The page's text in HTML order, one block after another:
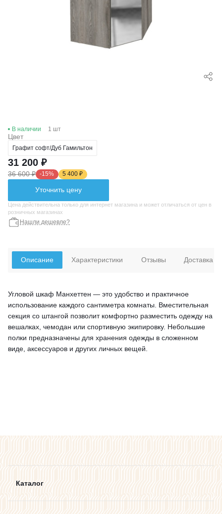
В наличии 1 шт
Цвет
Графит софт/Дуб Гамильтон
31 200 ₽
36 600 ₽ -15% 5 400 ₽
Уточнить цену
Цена действительна только для интернет магазина и может отличаться от цен в
розничных магазинах
Нашли дешевле?
Описание
Угловой шкаф Манхеттен — это удобство и практичное
использование каждого сантиметра комнаты. Вместительная
секция со штангой позволит комфортно разместить одежду на
вешалках, чемодан или спортивную экипировку. Небольшие
полки предназначены для хранения одежды в сложенном
виде, аксессуаров и других личных вещей.
Характеристики Отзывы Доставка
Каталог